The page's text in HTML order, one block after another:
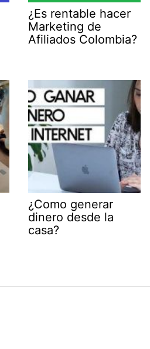
¿Es rentable hacer
Marketing de
Afiliados Colombia?
¿Como generar
dinero desde la
casa?